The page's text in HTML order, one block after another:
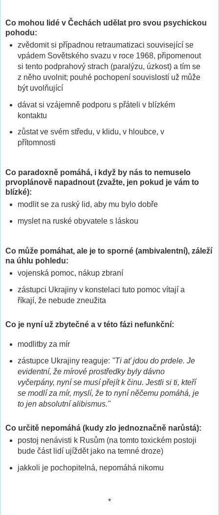
Co mohou lidé v Čechách udělat pro svou psychickou
pohodu:
zvědomit si případnou retraumatizaci související se
vpádem Sovětského svazu v roce 1968, připomenout
si tento podprahový strach (paralýzu, úzkost) a tím se
z něho uvolnit; pouhé pochopení souvislostí už může
být uvolňující
dávat si vzájemně podporu s přáteli v blízkém
kontaktu
zůstat ve svém středu, v klidu, v hloubce, v
přítomnosti
Co paradoxně pomáhá, i když by nás to nemuselo
prvoplánově napadnout (zvažte, jen pokud je vám to
blízké):
modlit se za ruský lid, aby mu bylo dobře
myslet na ruské obyvatele s láskou
Co může pomáhat, ale je to sporné (ambivalentní), záleží
na úhlu pohledu:
vojenská pomoc, nákup zbraní
zástupci Ukrajiny v konstelaci tuto pomoc vítají a
říkají, že nebude zneužita
Co je nyní už zbytečné a v této fázi nefunkční:
modlitby za mír
zástupce Ukrajiny reaguje: "Ti ať jdou do prdele. Je
evidentní, že mírové prostředky byly dávno
vyčerpány, nyní se musí přejít k činu. Jestli si ti, kteří
se modlí za mír, myslí, že to nyní něčemu pomáhá, je
to jen absolutní alibismus."
Co určitě nepomáhá (kudy zlo jednoznačně narůstá):
postoj nenávisti k Rusům (na tomto toxickém postoji
bude část lidí ujíždět jako na temné droze)
jakkoli je pochopitelná, nepomáhá nikomu
*